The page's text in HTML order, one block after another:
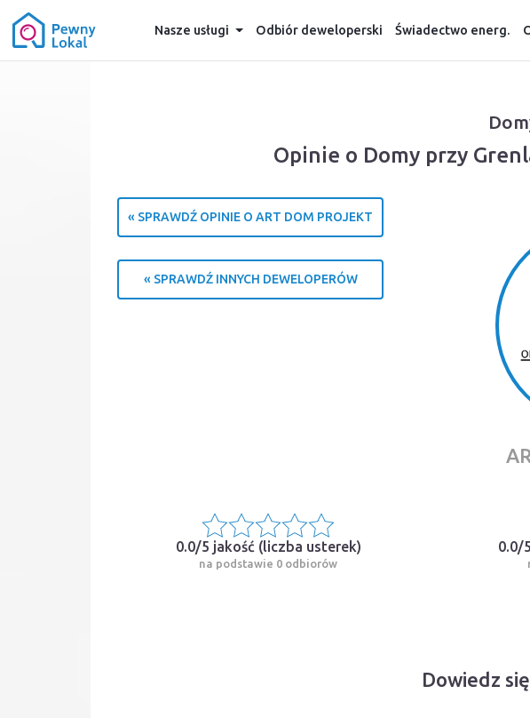
Nasze usługi Odbiór deweloperski Świadectwo energ.
Opinie o Domy przy
« SPRAWDŹ OPINIE O ART DOM PROJEKT
« SPRAWDŹ INNYCH DEWELOPERÓW
0.0/5 jakość (liczba usterek)
na podstawie 0 odbiorów
0.0/
Dowiedz